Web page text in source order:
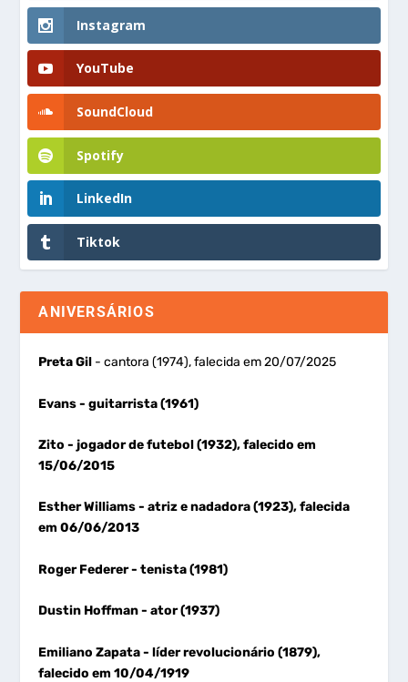
Instagram
YouTube
SoundCloud
Spotify
LinkedIn
Tiktok
ANIVERSÁRIOS
Preta Gil - cantora (1974), falecida em 20/07/2025
Evans- guitarrista (1961)
Zito- jogador de futebol (1932), falecido em
15/06/2015
Esther Williams- atriz e nadadora (1923), falecida
em 06/06/2013
Roger Federer- tenista (1981)
Dustin Hoffman- ator (1937)
Emiliano Zapata- líder revolucionário (1879),
falecido em 10/04/1919